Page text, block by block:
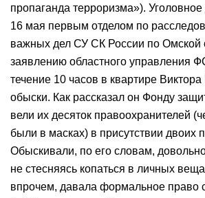
пропаганда терроризма»).
16 мая первым отделом по
важных дел СУ СК России по Омской
заявлению областного управления
течение 10 часов в квартире
обыски. Как рассказал он Фонду
вели их десяток правоохранителей
были в масках) в присутствии двоих
Обыскивали, по его словам,
не стесняясь копаться в личных
впрочем, давала формальное право